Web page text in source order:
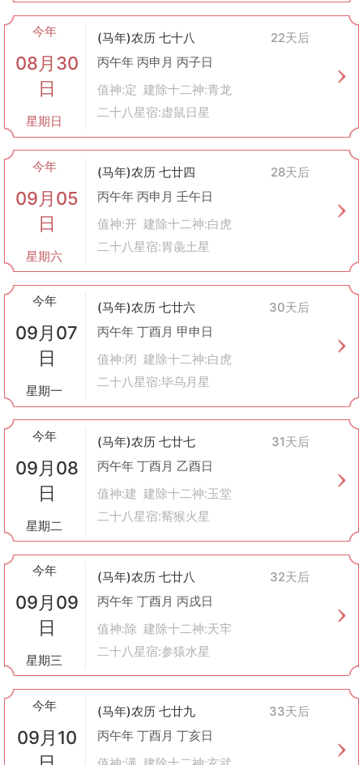
今年
08月30
日
星期日
(马年)农历 七十八
22天后
丙午年 丙申月 丙子日
值神:定 建除十二神:青龙
二十八星宿:虚鼠日星
今年
09月05
日
星期六
(马年)农历 七廿四
28天后
丙午年 丙申月 壬午日
值神:开 建除十二神:白虎
二十八星宿:胃彘土星
今年
09月07
日
星期一
(马年)农历 七廿六
30天后
丙午年 丁酉月 甲申日
值神:闭 建除十二神:白虎
二十八星宿:毕乌月星
今年
09月08
日
星期二
(马年)农历 七廿七
31天后
丙午年 丁酉月 乙酉日
值神:建 建除十二神:玉堂
二十八星宿:觜猴火星
今年
09月09
日
星期三
(马年)农历 七廿八
32天后
丙午年 丁酉月 丙戌日
值神:除 建除十二神:天牢
二十八星宿:参猿水星
今年
09月10
(马年)农历 七廿九
33天后
丙午年 丁酉月 丁亥日